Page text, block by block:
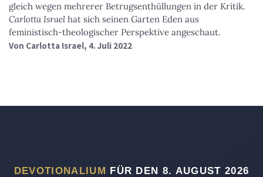
gleich wegen mehrerer Betrugsenthüllungen in der Kritik.
Carlotta Israel hat sich seinen Garten Eden aus
feministisch-theologischer Perspektive angeschaut.
Von Carlotta Israel, 4. Juli 2022
DEVOTIONALIUM
FÜR DEN 8. AUGUST 2026